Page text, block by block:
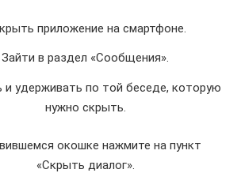
приложение на смартфоне.
Зайти в раздел «Сообщения».
и удерживать по той беседе, которую
нужно скрыть.
окошке нажмите на пункт
«Скрыть диалог».